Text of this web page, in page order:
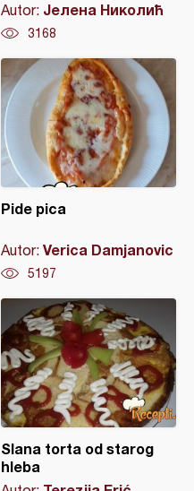
Autor: Јелена Николић
3168
Pide pica
Autor: Verica Damjanovic
5197
Slana torta od starog
hleba